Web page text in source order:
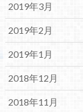
2019年3月
2019年2月
2019年1月
2018年12月
2018年11月